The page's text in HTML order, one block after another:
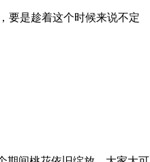
要是趁着这个时候来说不定